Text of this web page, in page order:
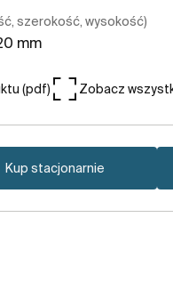
szerokość, wysokość)
mm
(pdf) Zobacz
Kup stacjonarnie